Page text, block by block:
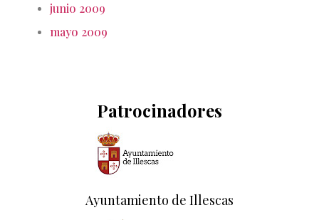
junio 2009
mayo 2009
Patrocinadores
Ayuntamiento de Illescas